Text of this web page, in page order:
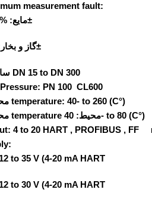
measurement fault:
مایع: % 0.75±
گاز و بخار: % 1±
از DN 15 to DN 300
PN 100 CL600
محدوده temperature: 40- to 260 (C°)
محدوده temperature محیط:40- to 80 (C°)
4 to 20 HART , PROFIBUS , FF
to 35 V (4‐20 mA HART
to 30 V (4‐20 mA HART